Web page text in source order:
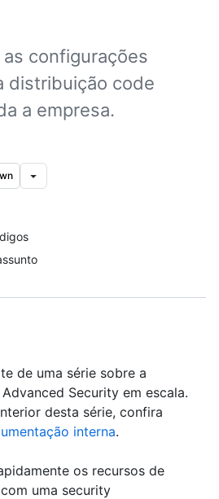
configurações
distribuição code
a empresa.
de uma série sobre a
Security em escala.
desta série, confira
interna.
os recursos de
uma security